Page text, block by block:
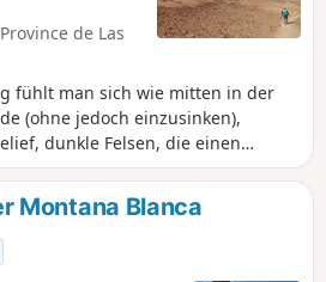
de Las
fühlt man sich wie mitten in der
(ohne jedoch einzusinken),
dunkle Felsen, die einen
Vergnügen! Eine 6 km lange
man bis zum Punkt (2) und
Aufstieg mit 200 m
man die gesamte Runde
in der Nähe.
Montana Blanca